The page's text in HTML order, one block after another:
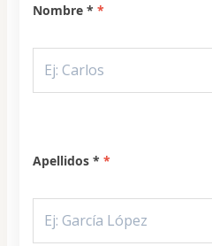
Nombre *
Apellidos *